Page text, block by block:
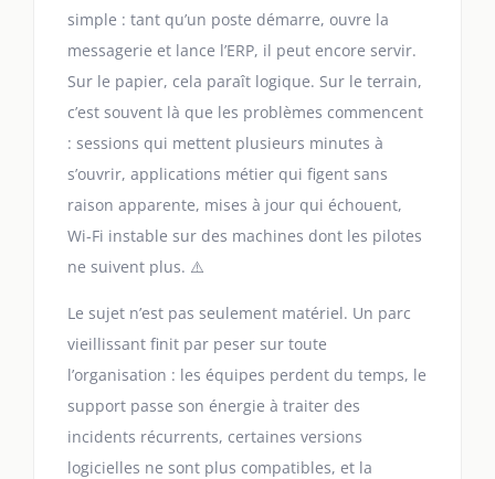
simple : tant qu’un poste démarre, ouvre la
messagerie et lance l’ERP, il peut encore servir.
Sur le papier, cela paraît logique. Sur le terrain,
c’est souvent là que les problèmes commencent
: sessions qui mettent plusieurs minutes à
s’ouvrir, applications métier qui figent sans
raison apparente, mises à jour qui échouent,
Wi-Fi instable sur des machines dont les pilotes
ne suivent plus. ⚠️
Le sujet n’est pas seulement matériel. Un parc
vieillissant finit par peser sur toute
l’organisation : les équipes perdent du temps, le
support passe son énergie à traiter des
incidents récurrents, certaines versions
logicielles ne sont plus compatibles, et la